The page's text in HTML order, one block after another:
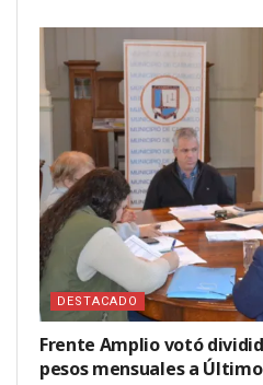
DESTACADO
Frente Amplio votó
pesos mensuales a